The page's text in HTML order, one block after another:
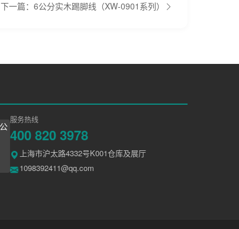
下一篇：6公分实木踢脚线（XW-0901系列）
服务热线
400 820 3978
上海市沪太路4332号K001仓库及展厅
1098392411@qq.com